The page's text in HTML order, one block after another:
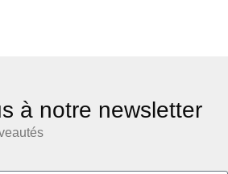
à notre newsletter